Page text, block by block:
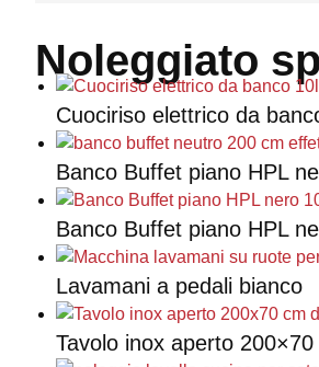
Noleggiato
Cuociriso elettrico da
Banco Buffet piano HPL
Banco Buffet piano HPL
Lavamani a pedali bianco
Tavolo inox aperto 200×70